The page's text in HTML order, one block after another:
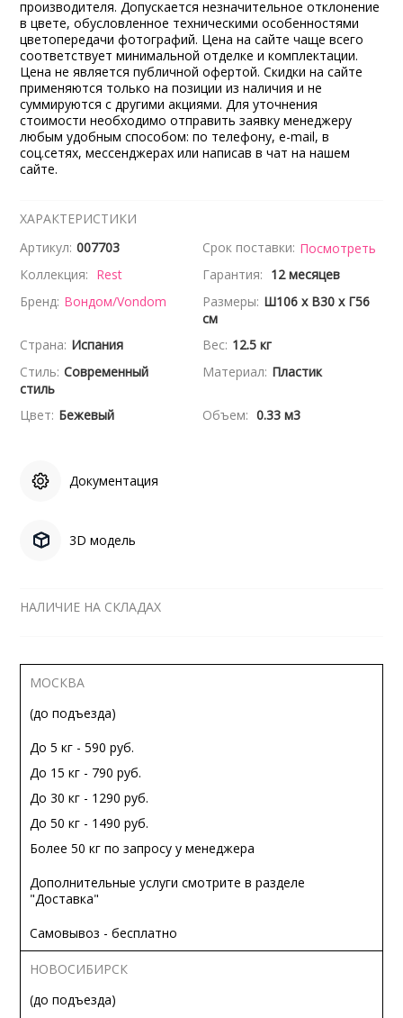
производителя. Допускается незначительное отклонение
в цвете, обусловленное техническими особенностями
цветопередачи фотографий. Цена на сайте чаще всего
соответствует минимальной отделке и комплектации.
Цена не является публичной офертой. Скидки на сайте
применяются только на позиции из наличия и не
суммируются с другими акциями. Для уточнения
стоимости необходимо отправить заявку менеджеру
любым удобным способом: по телефону, e-mail, в
соц.сетях, мессенджерах или написав в чат на нашем
сайте.
ХАРАКТЕРИСТИКИ
Артикул: 007703 Срок поставки: Посмотреть
Коллекция: Rest Гарантия: 12 месяцев
Бренд: Вондом/Vondom Размеры: Ш106 x В30 x Г56
см
Страна: Испания Вес: 12.5 кг
Стиль: Современный
стиль
Материал: Пластик
Цвет: Бежевый Объем: 0.33 м3
Документация
3D модель
НАЛИЧИЕ НА СКЛАДАХ
МОСКВА
(до подъезда)
До 5 кг - 590 руб.
До 15 кг - 790 руб.
До 30 кг - 1290 руб.
До 50 кг - 1490 руб.
Более 50 кг по запросу у менеджера
Дополнительные услуги смотрите в разделе
"Доставка"
Самовывоз - бесплатно
НОВОСИБИРСК
(до подъезда)